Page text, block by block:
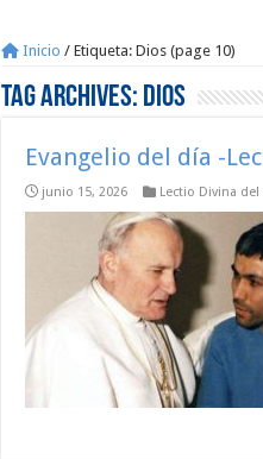
Inicio / Etiqueta: Dios (page 10)
Tag Archives: Dios
Evangelio del día -
junio 15, 2026 Lectio Divina del